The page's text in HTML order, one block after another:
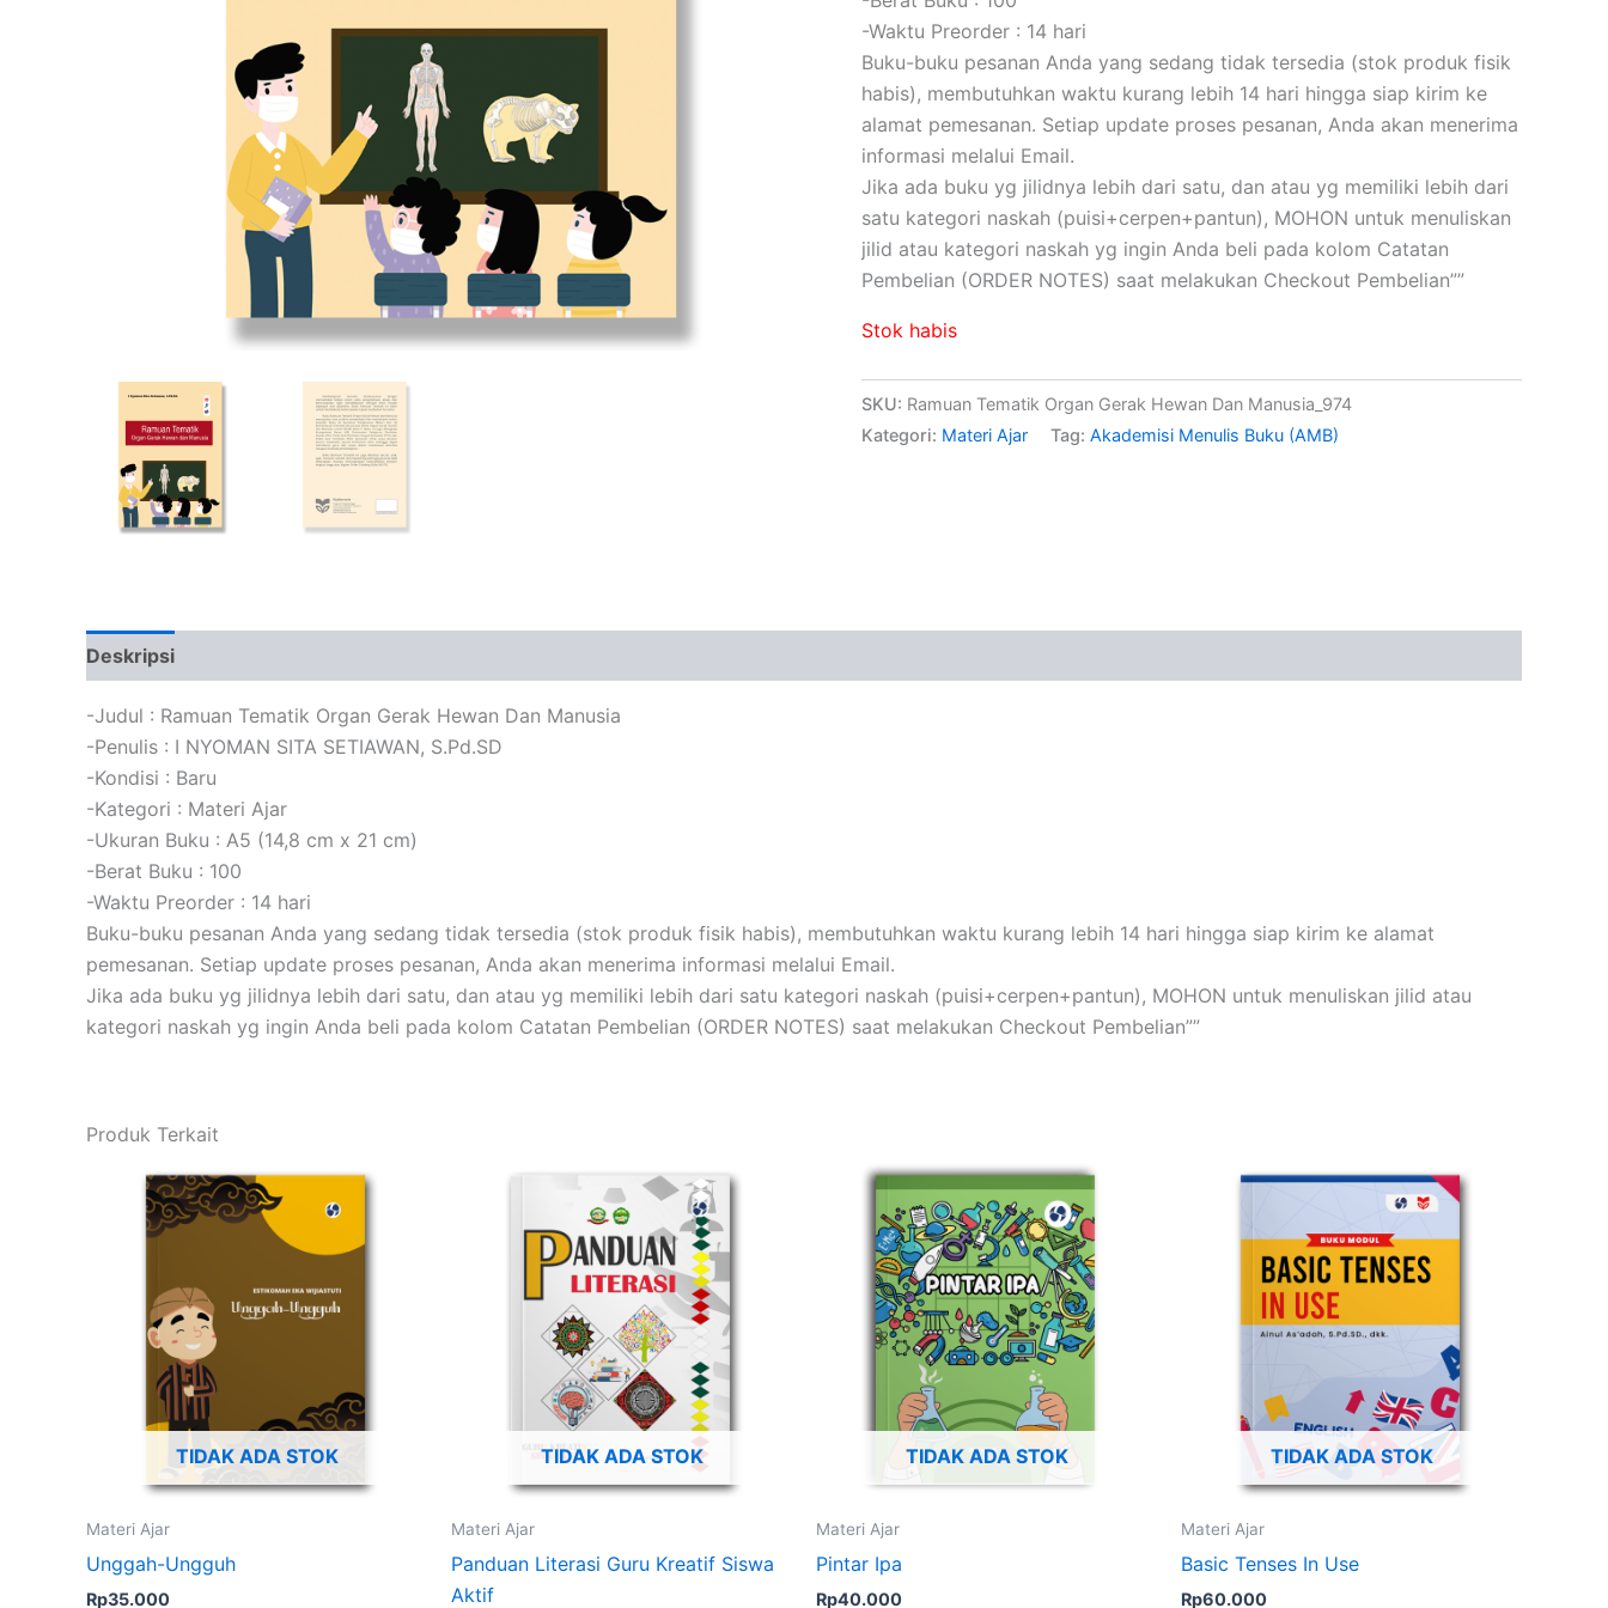
-Waktu Preorder : 14 hari
Buku-buku pesanan Anda yang sedang tidak tersedia (stok produk fisik
habis), membutuhkan waktu kurang lebih 14 hari hingga siap kirim ke
alamat pemesanan. Setiap update proses pesanan, Anda akan menerima
informasi melalui Email.
Jika ada buku yg jilidnya lebih dari satu, dan atau yg memiliki lebih dari
satu kategori naskah (puisi+cerpen+pantun), MOHON untuk menuliskan
jilid atau kategori naskah yg ingin Anda beli pada kolom Catatan
Pembelian (ORDER NOTES) saat melakukan Checkout Pembelian””
Stok habis
SKU: Ramuan Tematik Organ Gerak Hewan Dan Manusia_974
Kategori: Materi Ajar Tag: Akademisi Menulis Buku (AMB)
Deskripsi
-Judul : Ramuan Tematik Organ Gerak Hewan Dan Manusia
-Penulis : I NYOMAN SITA SETIAWAN, S.Pd.SD
-Kondisi : Baru
-Kategori : Materi Ajar
-Ukuran Buku : A5 (14,8 cm x 21 cm)
-Berat Buku : 100
-Waktu Preorder : 14 hari
Buku-buku pesanan Anda yang sedang tidak tersedia (stok produk fisik habis), membutuhkan waktu kurang lebih 14 hari hingga siap kirim ke alamat
pemesanan. Setiap update proses pesanan, Anda akan menerima informasi melalui Email.
Jika ada buku yg jilidnya lebih dari satu, dan atau yg memiliki lebih dari satu kategori naskah (puisi+cerpen+pantun), MOHON untuk menuliskan jilid atau
kategori naskah yg ingin Anda beli pada kolom Catatan Pembelian (ORDER NOTES) saat melakukan Checkout Pembelian””
Produk Terkait
TIDAK ADA STOK
Materi Ajar
Unggah-Ungguh
Rp35.000
TIDAK ADA STOK
Materi Ajar
Panduan Literasi Guru Kreatif Siswa
Aktif
TIDAK ADA STOK
Materi Ajar
Pintar Ipa
Rp40.000
TIDAK ADA STOK
Materi Ajar
Basic Tenses In Use
Rp60.000